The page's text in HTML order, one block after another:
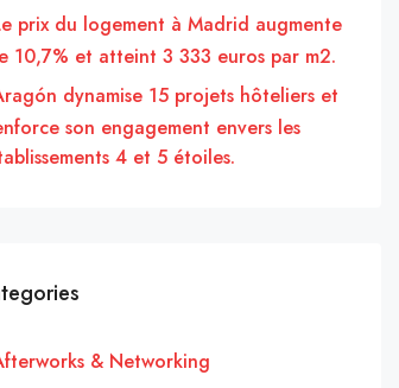
prix du logement à Madrid augmente
10,7% et atteint 3 333 euros par m2.
dynamise 15 projets hôteliers et
son engagement envers les
4 et 5 étoiles.
& Networking